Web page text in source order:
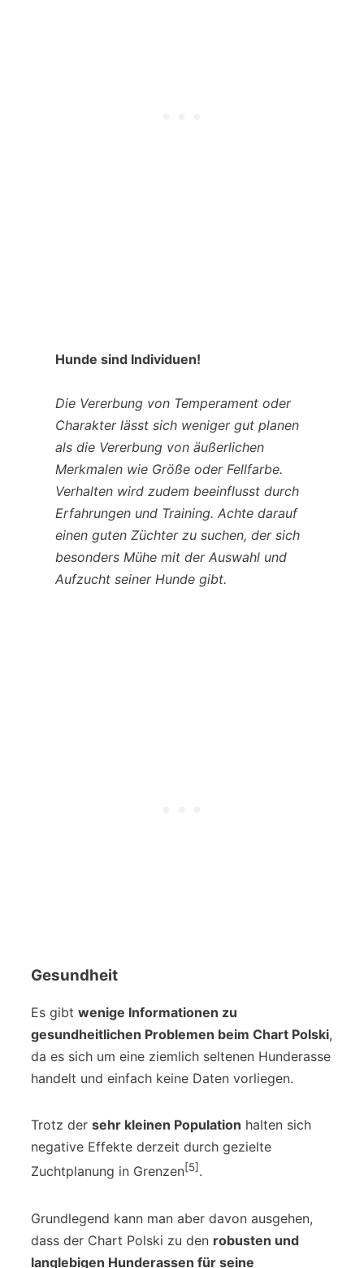
Hunde sind Individuen!
Die Vererbung von Temperament oder
Charakter lässt sich weniger gut planen
als die Vererbung von äußerlichen
Merkmalen wie Größe oder Fellfarbe.
Verhalten wird zudem beeinflusst durch
Erfahrungen und Training. Achte darauf
einen guten Züchter zu suchen, der sich
besonders Mühe mit der Auswahl und
Aufzucht seiner Hunde gibt.
Gesundheit
Es gibt wenige Informationen zu
gesundheitlichen Problemen beim Chart Polski,
da es sich um eine ziemlich seltenen Hunderasse
handelt und einfach keine Daten vorliegen.
Trotz der sehr kleinen Population halten sich
negative Effekte derzeit durch gezielte
Zuchtplanung in Grenzen[5] .
Grundlegend kann man aber davon ausgehen,
dass der Chart Polski zu den robusten und
langlebigen Hunderassen für seine